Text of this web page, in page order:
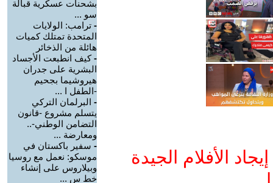
الأفلام الجيدة
بشحنات عسكرية قبالة
سو ...
- ترامب: الولايات
المتحدة تمتلك كميات
هائلة من الذخائر
-كيف انطبعت الأجساد
البشرية على جدران
هيروشيما بجحيم
-الطفل ا ...
- البرلمان التركي
يتسلم مشروع -قانون
التضامن الوطني-..
ومعارضة ...
- سفير باكستان في
موسكو: نعمل مع روسيا
وبيلاروس على إنشاء
خط س ...